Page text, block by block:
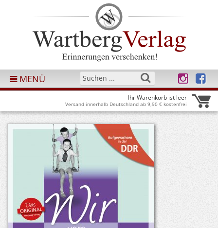
MENÜ
Ihr Warenkorb ist leer
Versand innerhalb Deutschland ab 9,90 € kostenfrei